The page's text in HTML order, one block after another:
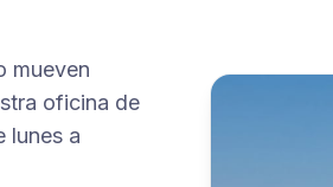
mueven
oficina de
lunes a